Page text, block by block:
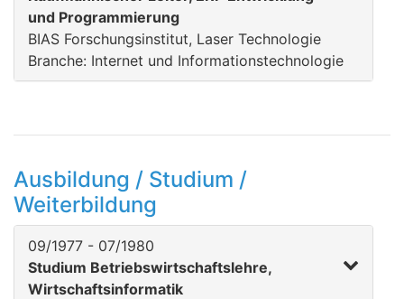
und Programmierung
BIAS Forschungsinstitut, Laser Technologie
Branche: Internet und Informationstechnologie
Ausbildung / Studium /
Weiterbildung
09/1977 - 07/1980
Studium Betriebswirtschaftslehre,
Wirtschaftsinformatik